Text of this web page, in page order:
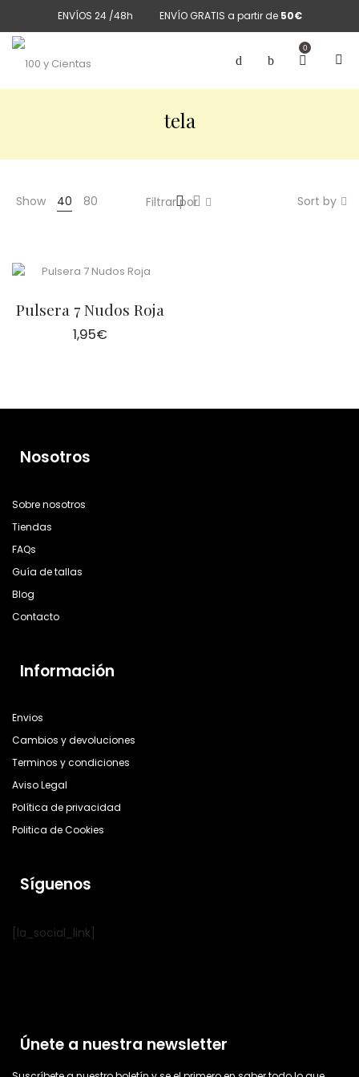
ENVÍOS 24 /48h ENVÍO GRATIS a partir de 50€
0
tela
Show 40 80 Sort by
Filtrar por
Pulsera 7 Nudos Roja
1,95€
Nosotros
Sobre nosotros
Tiendas
FAQs
Guía de tallas
Blog
Contacto
Información
Envios
Cambios y devoluciones
Terminos y condiciones
Aviso Legal
Política de privacidad
Politica de Cookies
Síguenos
[la_social_link]
Únete a nuestra newsletter